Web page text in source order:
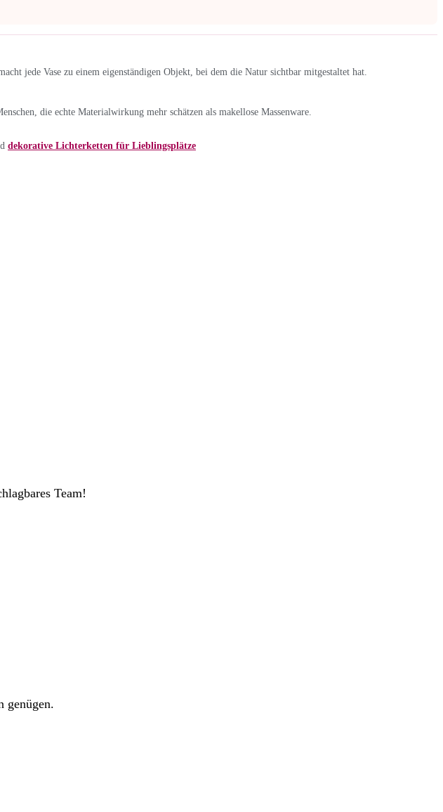
jede Vase zu einem eigenständigen Objekt, bei dem die Natur sichtbar mitgestaltet hat.
die echte Materialwirkung mehr schätzen als makellose Massenware.
dekorative Lichterketten für Lieblingsplätze
Team!
genügen.